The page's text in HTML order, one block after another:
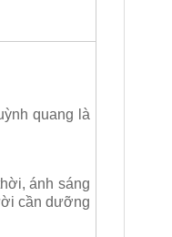
quang là
ánh sáng
cần dưỡng